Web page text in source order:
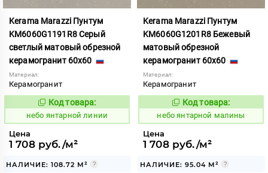
Kerama Marazzi Пунтум
KM6060G1191R8 Серый
светлый матовый обрезной
керамогранит 60x60
Материал:
Керамогранит
1124794
Код товара:
небо янтарной линии
Цена
1 708 руб./м²
НАЛИЧИЕ: 108.72 М²
Kerama Marazzi Пунтум
KM6060G1201R8 Бежевый
матовый обрезной
керамогранит 60x60
Материал:
Керамогранит
1124796
Код товара:
небо янтарной малины
Цена
1 708 руб./м²
НАЛИЧИЕ: 95.04 М²